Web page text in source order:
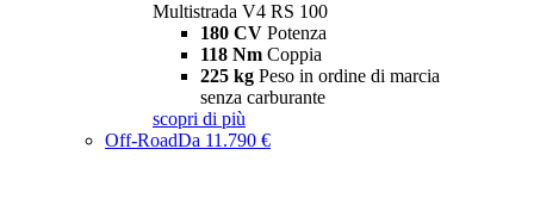
Multistrada V4 RS 100
180 CV Potenza
118 Nm Coppia
225 kg Peso in ordine di marcia
senza carburante
scopri di più
Off-RoadDa 11.790 €